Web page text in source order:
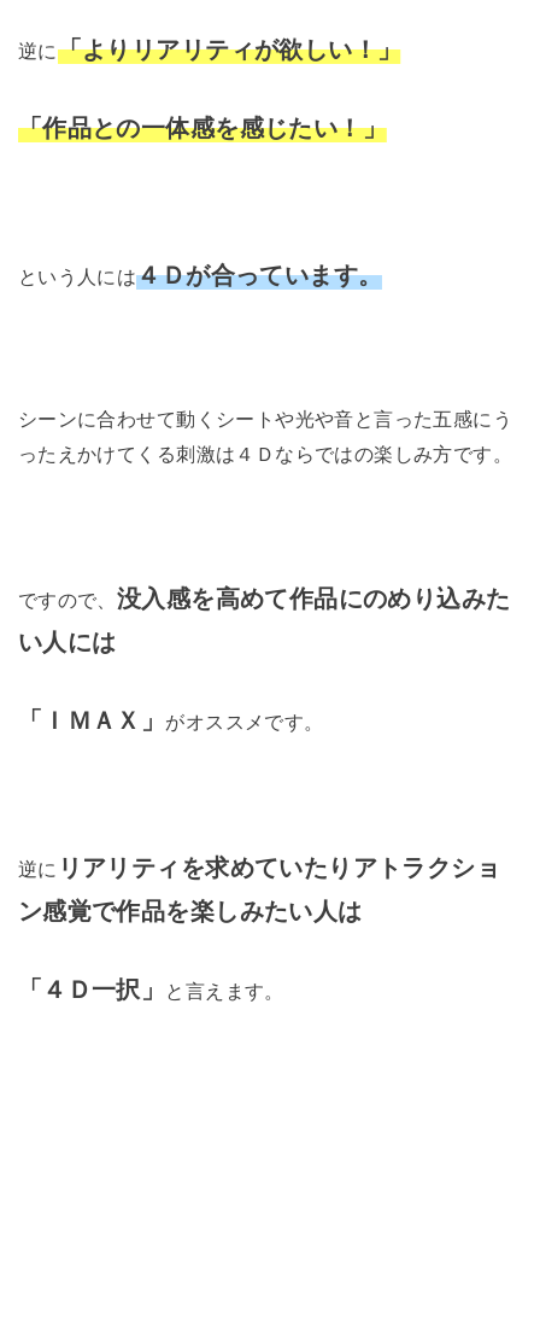
逆に「よりリアリティが欲しい！」
「作品との一体感を感じたい！」
という人には４Ｄが合っています。
シーンに合わせて動くシートや光や音と言った五感にう
ったえかけてくる刺激は４Ｄならではの楽しみ方です。
ですので、 没入感を高めて作品にのめり込みた
い人には
「ＩＭＡＸ」 がオススメです。
逆に リアリティを求めていたりアトラクショ
ン感覚で作品を楽しみたい人は
「４Ｄ一択」 と言えます。